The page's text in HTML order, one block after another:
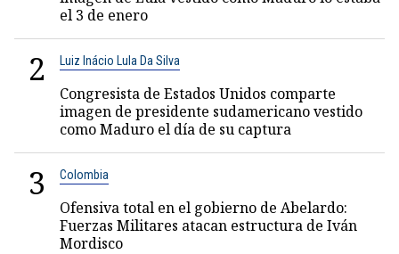
el 3 de enero
2 Luiz Inácio Lula Da Silva
Congresista de Estados Unidos comparte
imagen de presidente sudamericano vestido
como Maduro el día de su captura
3 Colombia
Ofensiva total en el gobierno de Abelardo:
Fuerzas Militares atacan estructura de Iván
Mordisco